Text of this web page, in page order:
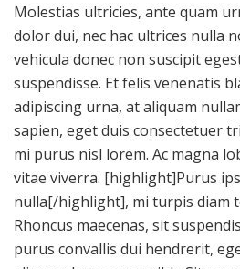
Molestias ultricies, ante quam
dolor dui, nec hac ultrices nulla
vehicula donec non suscipit
suspendisse. Et felis venenatis
adipiscing urna, at aliquam
sapien, eget duis consectetuer
mi purus nisl lorem. Ac magna
vitae viverra. [highlight]Purus
nulla[/highlight], mi turpis diam
Rhoncus maecenas, sit
purus convallis dui hendrerit,